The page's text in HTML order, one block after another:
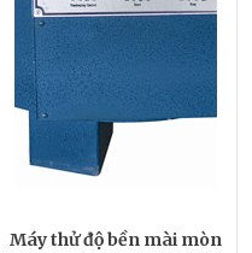
Máy thử độ bền mài mòn